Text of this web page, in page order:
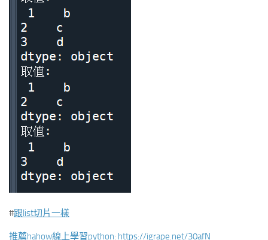
#跟list切片一樣
推薦hahow線上學習python: https://igrape.net/30afN